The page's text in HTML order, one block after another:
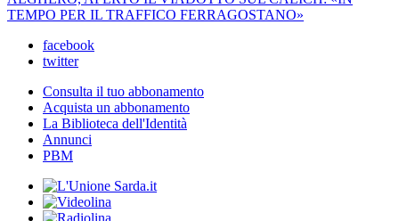
TEMPO PER IL TRAFFICO FERRAGOSTANO»
facebook
twitter
Consulta il tuo abbonamento
Acquista un abbonamento
La Biblioteca dell'Identità
Annunci
PBM